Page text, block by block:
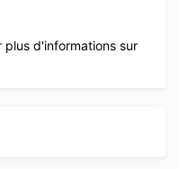
plus d'informations sur